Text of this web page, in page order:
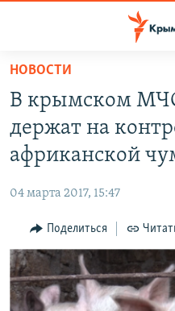
Вернуться
основному
содержанию
Вернутся
главной
навигации
Вернутся
поиску
СПЕЦПРОЕКТЫ
11 ЛЕТ ОККУПАЦИИ КРЫМА.
ВОДА
ЕЩЕ
ИНТЕРАКТИВ
ИНФОГРАФИКА
ТЕЛЕПРОЕКТ КРЫМ.РЕАЛИИ
РАДІО СВОБОДА
КАК ОБОЙТИ
Українською
НОВОСТИ
В крымском
держат на
африканской
04 марта 2017, 15:47
Поделиться